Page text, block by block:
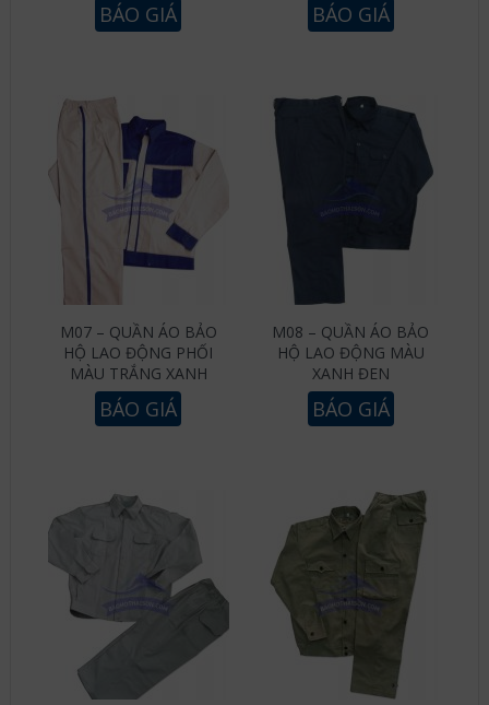
BÁO GIÁ BÁO GIÁ
M07 – QUẦN ÁO BẢO
HỘ LAO ĐỘNG PHỐI
MÀU TRẮNG XANH
BÁO GIÁ
M08 – QUẦN ÁO BẢO
HỘ LAO ĐỘNG MÀU
XANH ĐEN
BÁO GIÁ